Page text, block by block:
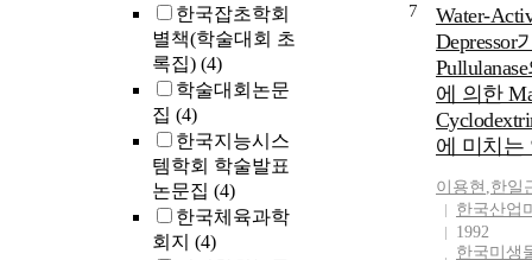
한국잡초학회
별책(학술대회 초
록집) (4)
학술대회논문
집 (4)
한국지능시스
템학회 학술발표
논문집 (4)
한국체육과학
회지 (4)
의 대부분의
생하였으나,
마디꽃은 김
생하였다. 따
정보는 ALS
저항성 논잡
수립하는데
있을 것으로
This study
으며, 각종 당
해서 높은 당
얻을 수 있었
를 당수용체
반응을 검토
반응속도 및
이 관찰되었
라 잔류 생전
용이하여 전
7
Water-
Depressor
에 의한
에 미치는
이용현 ,한일
한국산업
1992
한국미생